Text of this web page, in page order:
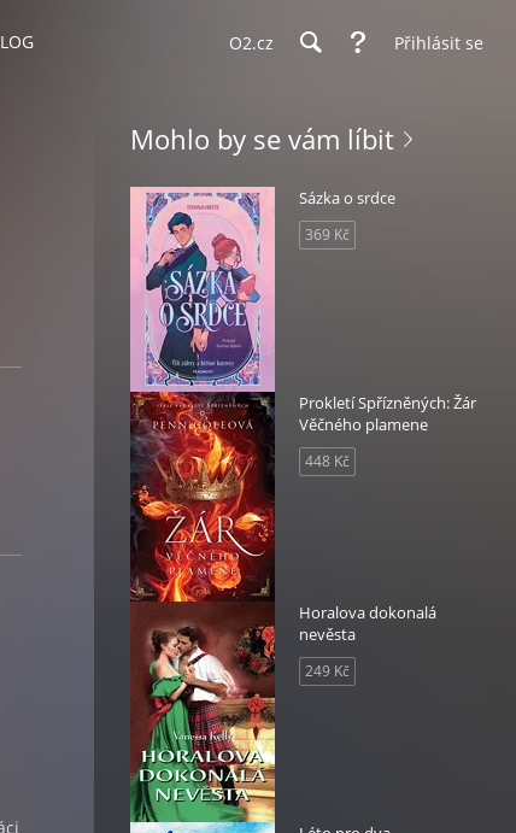
O2.cz Přihlásit se
Mohlo by se vám líbit
Sázka o srdce
369 Kč
Prokletí Spřízněných: Žár
Věčného plamene
448 Kč
Horalova dokonalá
nevěsta
249 Kč